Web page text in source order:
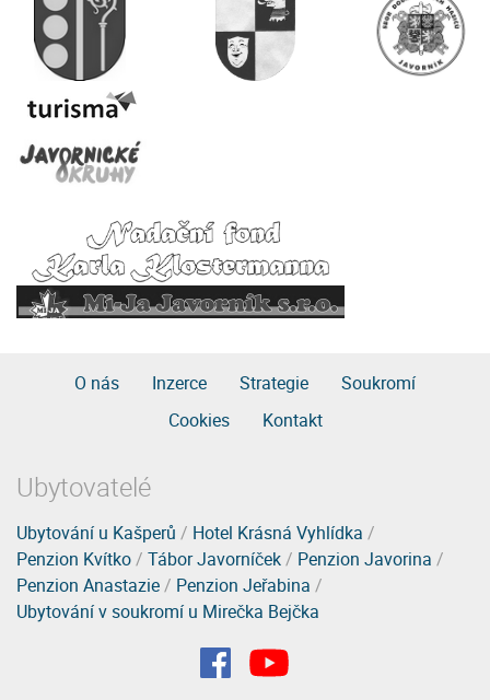
O nás Inzerce Strategie
Soukromí
Cookies
Kontakt
Ubytovatelé
Ubytování u Kašperů / Hotel Krásná Vyhlídka /
Penzion Kvítko/ Tábor Javorníček/ Penzion Javorina /
Penzion Anastazie/ Penzion Jeřabina /
Ubytování v soukromí u Mirečka Bejčka